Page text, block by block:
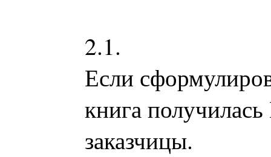
2.1.
Если
книга
заказчицы.